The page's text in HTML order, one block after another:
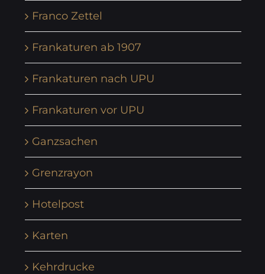
Franco Zettel
Frankaturen ab 1907
Frankaturen nach UPU
Frankaturen vor UPU
Ganzsachen
Grenzrayon
Hotelpost
Karten
Kehrdrucke